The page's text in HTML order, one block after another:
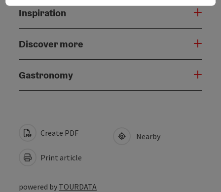
Inspiration
Discover more
Gastronomy
Create PDF
Print article
Nearby
powered by TOURDATA